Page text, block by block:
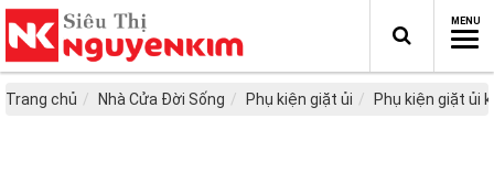
Trang chủ Nhà Cửa Đời Sống Phụ kiện giặt ủi Phụ kiện giặt ủi